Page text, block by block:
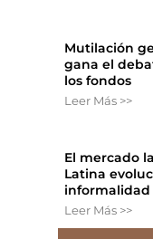
Mutilación
gana el
los fondos
Leer Más >>
El mercado
Latina
informalidad
Leer Más >>